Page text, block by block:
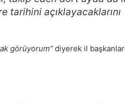
tarihini açıklayacaklarını
görüyorum” diyerek il